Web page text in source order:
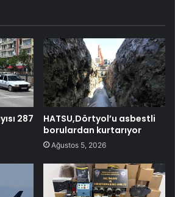
287
HATSU,Dörtyol’u asbestli
borulardan kurtarıyor
Ağustos 5, 2026